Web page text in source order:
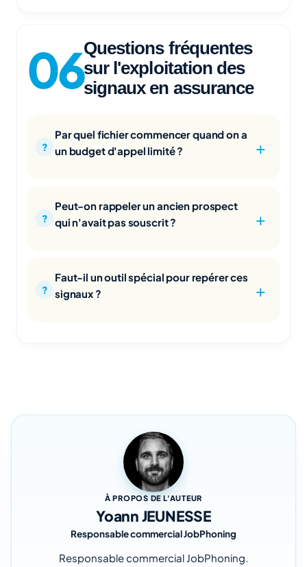
Questions fréquentes
sur l'exploitation des
signaux en assurance
Par quel fichier commencer quand on a
un budget d'appel limité ?
Peut-on rappeler un ancien prospect
qui n'avait pas souscrit ?
Faut-il un outil spécial pour repérer ces
signaux ?
À PROPOS DE L'AUTEUR
Yoann JEUNESSE
Responsable commercial JobPhoning
Responsable commercial JobPhoning.